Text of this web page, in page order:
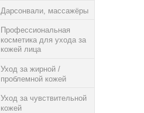
Дарсонвали, массажёры
Профессиональная
косметика для ухода за
кожей лица
Уход за жирной /
проблемной кожей
Уход за чувствительной
кожей